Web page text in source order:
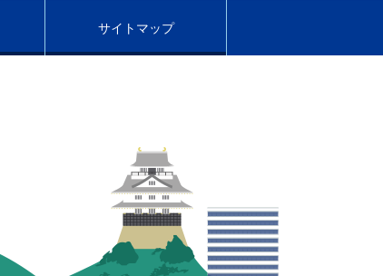
サイトマップ